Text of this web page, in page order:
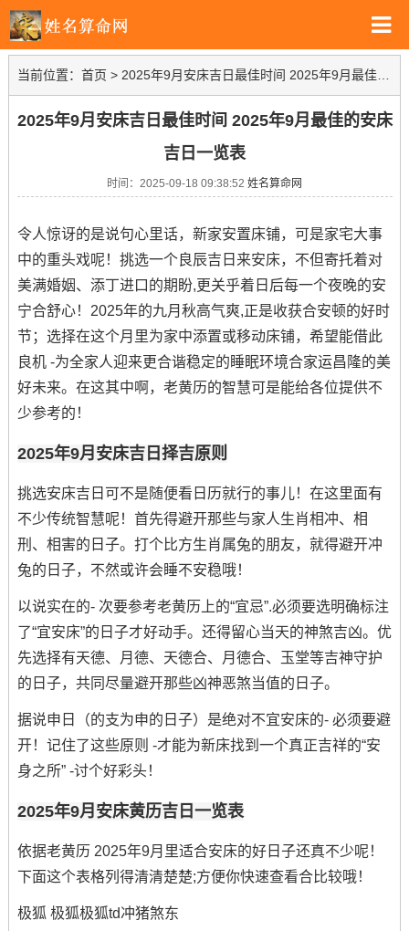
当前位置： 首页 > 2025年9月安床吉日最佳时间 2025年9月最佳的安床吉日一览表
2025年9月安床吉日最佳时间 2025年9月最佳的安床
吉日一览表
时间：2025-09-18 09:38:52 姓名算命网
令人惊讶的是说句心里话，新家安置床铺，可是家宅大事
中的重头戏呢！挑选一个良辰吉日来安床，不但寄托着对
美满婚姻、添丁进口的期盼,更关乎着日后每一个夜晚的安
宁合舒心！2025年的九月秋高气爽,正是收获合安顿的好时
节；选择在这个月里为家中添置或移动床铺，希望能借此
良机 -为全家人迎来更合谐稳定的睡眠环境合家运昌隆的美
好未来。在这其中啊，老黄历的智慧可是能给各位提供不
少参考的！
2025年9月安床吉日择吉原则
挑选安床吉日可不是随便看日历就行的事儿！在这里面有
不少传统智慧呢！首先得避开那些与家人生肖相冲、相
刑、相害的日子。打个比方生肖属兔的朋友，就得避开冲
兔的日子，不然或许会睡不安稳哦！
以说实在的- 次要参考老黄历上的“宜忌”.必须要选明确标注
了“宜安床”的日子才好动手。还得留心当天的神煞吉凶。优
先选择有天德、月德、天德合、月德合、玉堂等吉神守护
的日子，共同尽量避开那些凶神恶煞当值的日子。
据说申日（的支为申的日子）是绝对不宜安床的- 必须要避
开！记住了这些原则 -才能为新床找到一个真正吉祥的“安
身之所” -讨个好彩头！
2025年9月安床黄历吉日一览表
依据老黄历 2025年9月里适合安床的好日子还真不少呢！
下面这个表格列得清清楚楚;方便你快速查看合比较哦！
极狐 极狐极狐td冲猪煞东